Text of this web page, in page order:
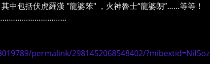
中包括伏虎羅漢 "龍婆笨" ，火神魯士“龍婆朗”……等等！
permalink/2981452068548402/?mibextid=Nif5oz